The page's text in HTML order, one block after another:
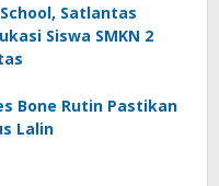
Satlantas
Siswa SMKN 2
Bone Rutin Pastikan
Lalin